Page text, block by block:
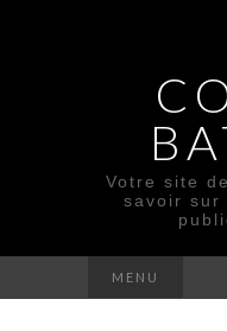
Votre site
savoir sur
MENU